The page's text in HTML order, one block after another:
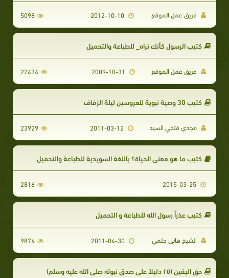
فريق عمل الموقع 5098
كتيب الرسول كأنك تراه_ للطباعة والتحميل
فريق عمل الموقع 22434
كتيب 30 وصية نبوية للعروسين ليلة الزفاف
مجدي فتحي السيد 23929
كتيب ما هو معنى الحياة؟ باللغة السويدية للطباعة والتحميل
2816
كتيب عذراٌ رسول الله للطباعة و التحميل
الشيخ هاني حلمي 9874
حق اليقين (۲٥ دليلاً على صدق نبوته صلى الله عليه وسلم)